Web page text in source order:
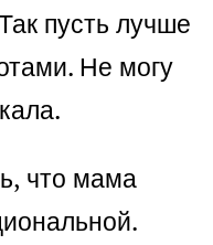
пусть лучше
Не могу
что мама